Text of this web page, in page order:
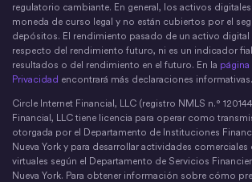
regulatorio cambiante. En general, los activos
moneda de curso legal y no están cubiertos por el
depósitos. El rendimiento pasado de un activo digital
respecto del rendimiento futuro, ni es un indicador
resultados o del rendimiento en el futuro. En la página
Privacidad encontrará más declaraciones informativas.
Circle Internet Financial, LLC (registro NMLS n.°
Financial, LLC tiene licencia para operar como
otorgada por el Departamento de Instituciones
Nueva York y para desarrollar actividades
virtuales según el Departamento de Servicios
Nueva York. Para obtener información sobre cómo